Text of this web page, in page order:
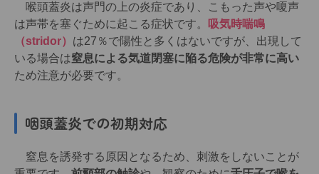
喉頭蓋炎は声門の上の炎症であり、こもった声や嗄声
は声帯を塞ぐために起こる症状です。
吸気時喘鳴
（stridor） は27％で陽性と多くはないですが、出現して
いる場合は窒息による気道閉塞に陥る危険が非常に高い
ため注意が必要です。
咽頭蓋炎での初期対応
窒息を誘発する原因となるため、刺激をしないことが